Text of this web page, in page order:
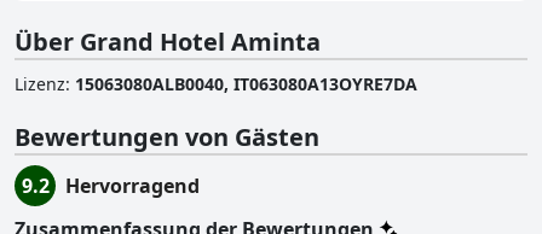
Über Grand Hotel Aminta
Lizenz: 15063080ALB0040, IT063080A13OYRE7DA
Bewertungen von Gästen
9.2
Hervorragend